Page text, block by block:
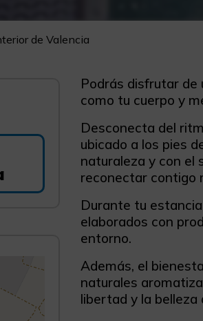
de Valencia
Podrás disfrutar de
como tu cuerpo y
Desconecta del
ubicado a los pies
naturaleza y con el
reconectar contigo
Durante tu
elaborados con
entorno.
Además, el
naturales
libertad y la belleza